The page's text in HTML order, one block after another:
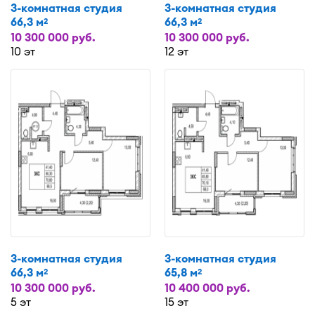
3-комнатная студия
66,3 м2
10 300 000 руб.
10 эт
3-комнатная студия
66,3 м2
10 300 000 руб.
12 эт
3-комнатная студия
66,3 м2
10 300 000 руб.
5 эт
3-комнатная студия
65,8 м2
10 400 000 руб.
15 эт